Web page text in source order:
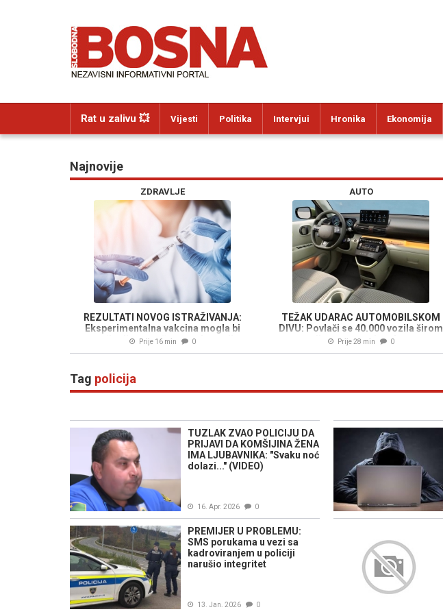
Rat u zalivu 💥 Vijesti Politika Intervjui Hronika Ekonomija
Najnovije
ZDRAVLJE
REZULTATI NOVOG ISTRAŽIVANJA:
Eksperimentalna vakcina mogla bi
pomoći prije nego što se rak razvije...
Prije 16 min 0
AUTO
TEŽAK UDARAC AUTOMOBILSKOM
DIVU: Povlači se 40.000 vozila širom
svijeta, poznat i razlog...
Prije 28 min 0
Tag policija
TUZLAK ZVAO POLICIJU DA
PRIJAVI DA KOMŠIJINA ŽENA
IMA LJUBAVNIKA: "Svaku noć
dolazi..." (VIDEO)
16. Apr. 2026 0
PREMIJER U PROBLEMU:
SMS porukama u vezi sa
kadroviranjem u policiji
narušio integritet
13. Jan. 2026 0